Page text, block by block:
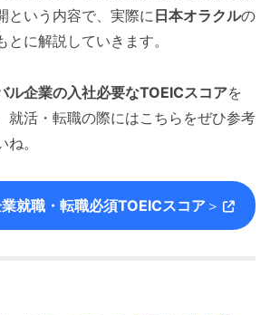
という内容で、実際に 日本オラクルの
に解説していきます。
ル企業の入社必要なTOEICスコアを
就活・転職の際にはこちらをぜひ参考
。
業就職・転職必須TOEICスコア＞